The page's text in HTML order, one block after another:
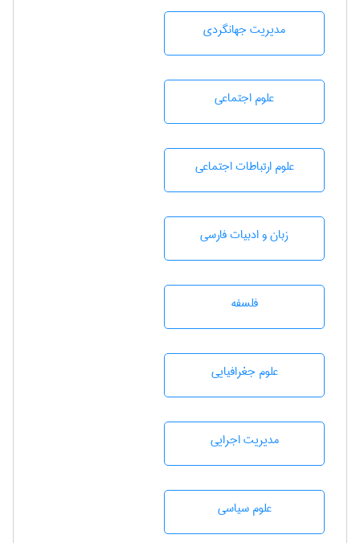
مديريت جهانگردی
علوم اجتماعی
علوم ارتباطات اجتماعی
زبان و ادبيات فارسی
فلسفه
علوم جغرافيايی
مديريت اجرايی
علوم سياسی